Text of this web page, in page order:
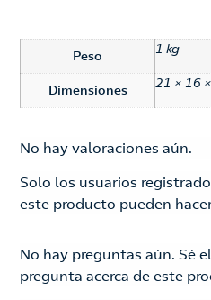
Peso 1 kg
Dimensiones 21 × 16
No hay valoraciones aún.
Solo los usuarios
este producto pueden
No hay preguntas aún. Sé
pregunta acerca de este